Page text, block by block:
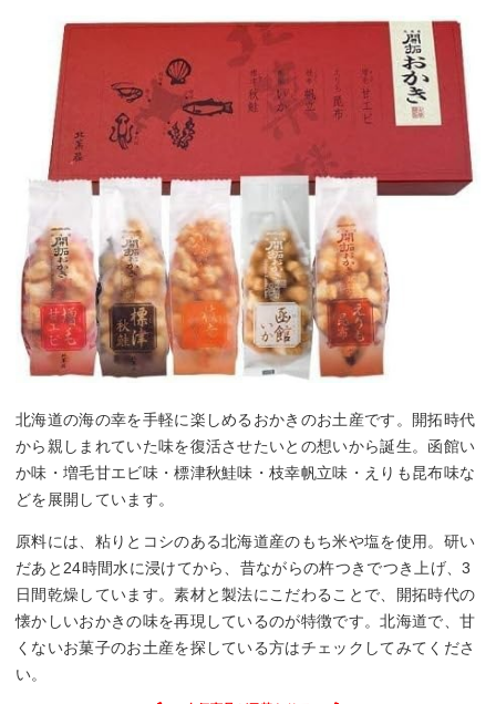
北海道の海の幸を手軽に楽しめるおかきのお土産です。開拓時代
から親しまれていた味を復活させたいとの想いから誕生。函館い
か味・増毛甘エビ味・標津秋鮭味・枝幸帆立味・えりも昆布味な
どを展開しています。
原料には、粘りとコシのある北海道産のもち米や塩を使用。研い
だあと24時間水に浸けてから、昔ながらの杵つきでつき上げ、3
日間乾燥しています。素材と製法にこだわることで、開拓時代の
懐かしいおかきの味を再現しているのが特徴です。北海道で、甘
くないお菓子のお土産を探している方はチェックしてみてくださ
い。